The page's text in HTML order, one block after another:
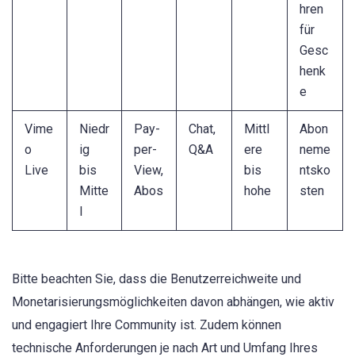
hren
für
Gesc
henk
e
Vime
o
Live
Niedr
ig
bis
Mitte
l
Pay-
per-
View,
Abos
Chat,
Q&A
Mittl
ere
bis
hohe
Abon
neme
ntsko
sten
Bitte beachten Sie, dass die Benutzerreichweite und
Monetarisierungsmöglichkeiten davon abhängen, wie aktiv
und engagiert Ihre Community ist. Zudem können
technische Anforderungen je nach Art und Umfang Ihres